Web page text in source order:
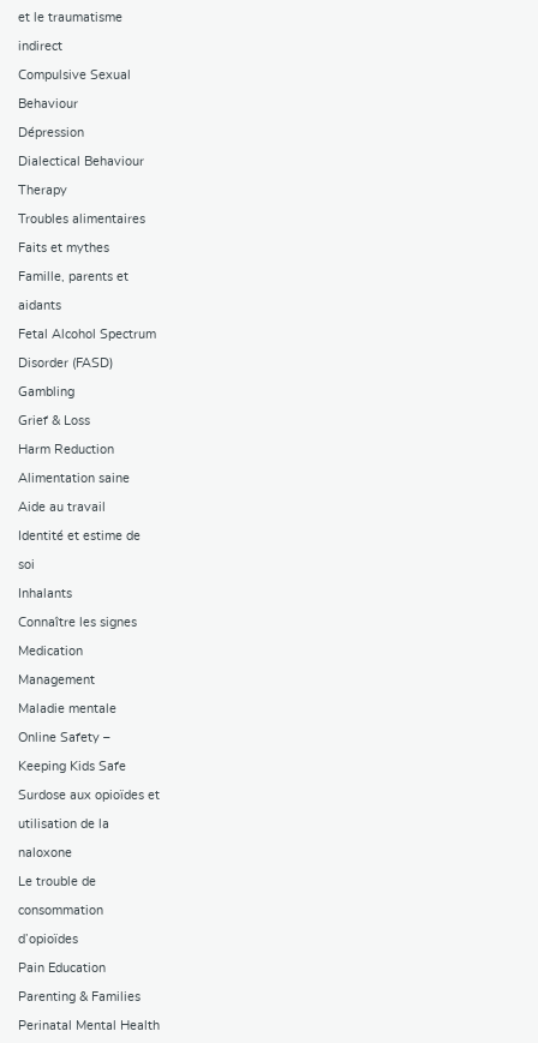
et le traumatisme
indirect
Compulsive Sexual
Behaviour
Dépression
Dialectical Behaviour
Therapy
Troubles alimentaires
Faits et mythes
Famille, parents et
aidants
Fetal Alcohol Spectrum
Disorder (FASD)
Gambling
Grief & Loss
Harm Reduction
Alimentation saine
Aide au travail
Identité et estime de
soi
Inhalants
Connaître les signes
Medication
Management
Maladie mentale
Online Safety –
Keeping Kids Safe
Surdose aux opioïdes et
utilisation de la
naloxone
Le trouble de
consommation
d’opioïdes
Pain Education
Parenting & Families
Perinatal Mental Health